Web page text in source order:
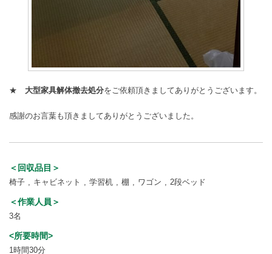
★ 大型家具解体撤去処分をご依頼頂きましてありがとうございます。
感謝のお言葉も頂きましてありがとうございました。
＜回収品目＞
椅子 キャビネット 学習机 棚 ワゴン 2段ベッド
＜作業人員＞
3名
<所要時間>
1時間30分